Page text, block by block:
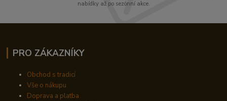
nabídky až po sezónní akce.
PRO ZÁKAZNÍKY
Obchod s tradicí
Vše o nákupu
Doprava a platba